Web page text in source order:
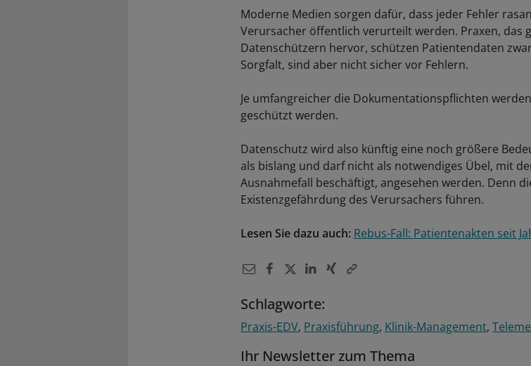
Moderne Medien sorgen dafür, dass jeder Fehler
Verursacher öffentlich verurteilt werden. Praxen, das
Datenschützern hervor, schützen Patientendaten
Sorgfalt, sind aber nicht sicher vor Fehlern.
Je umfangreicher die Dokumentationspflichten
geschützt werden.
Datenschutz wird also künftig eine noch größere
als bislang und darf nicht als notwendiges Übel, mit
Ausnahmefall beschäftigt, angesehen werden. Denn
Existenzgefährdung des Verursachers führen.
Lesen Sie dazu auch: Rebus-Fall: Patientenakten seit
Schlagworte:
Praxis-EDV Praxisführung Klinik-Management
Ihr Newsletter zum Thema